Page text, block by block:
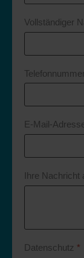
Vollständiger
Telefonnummer
E-Mail-
Ihre Nachricht
Datenschutz *